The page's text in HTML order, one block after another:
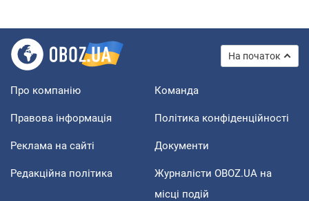
На початок
Про компанію Команда
Правова інформація Політика конфіденційності
Реклама на сайті Документи
Редакційна політика
Журналісти OBOZ.UA на
місці подій